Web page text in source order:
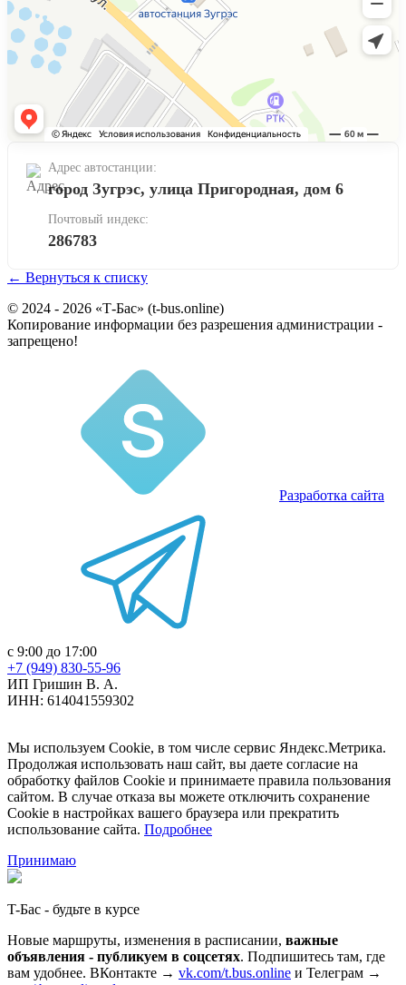
Адрес автостанции:
город Зугрэс, улица Пригородная, дом 6
Почтовый индекс:
286783
← Вернуться к списку
© 2024 - 2026 «Т-Бас» (t-bus.online)
Копирование информации без разрешения администрации -
запрещено!
Разработка сайта
с 9:00 до 17:00
+7 (949) 830-55-96
ИП Гришин В. А.
ИНН: 614041559302
Мы используем Cookie, в том числе сервис Яндекс.Метрика.
Продолжая использовать наш сайт, вы даете согласие на
обработку файлов Cookie и принимаете правила пользования
сайтом. В случае отказа вы можете отключить сохранение
Cookie в настройках вашего браузера или прекратить
использование сайта. Подробнее
Принимаю
T-Бас - будьте в курсе
Новые маршруты, изменения в расписании, важные
объявления - публикуем в соцсетях. Подпишитесь там, где
вам удобнее. ВКонтакте → vk.com/t.bus.online и Телеграм →